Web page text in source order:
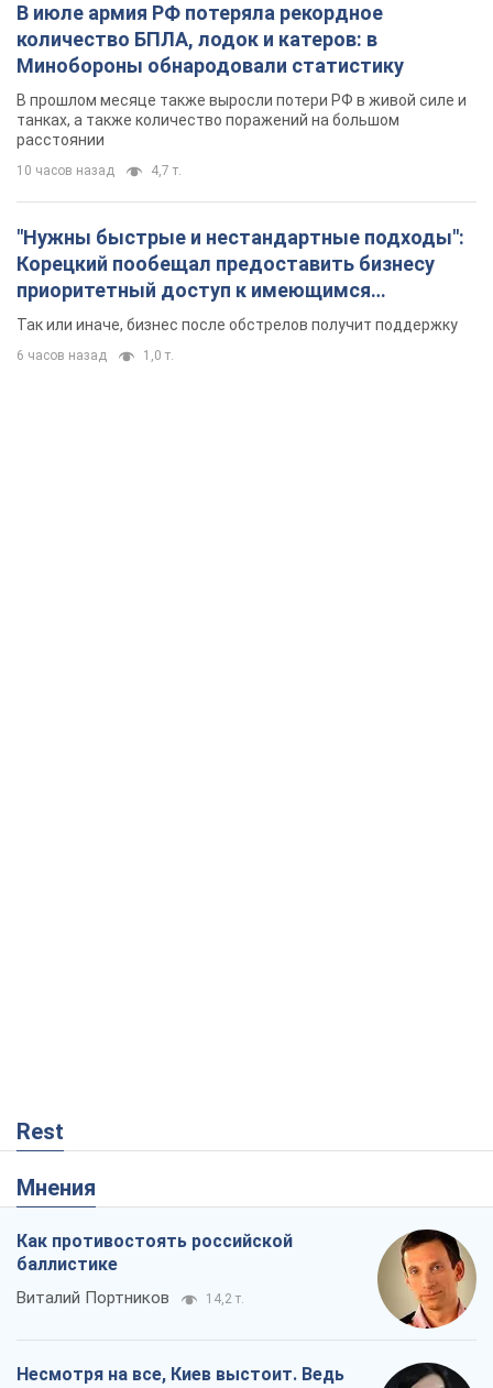
В июле армия РФ потеряла рекордное
количество БПЛА, лодок и катеров: в
Минобороны обнародовали статистику
В прошлом месяце также выросли потери РФ в живой силе и
танках, а также количество поражений на большом
расстоянии
10 часов назад 4,7 т.
"Нужны быстрые и нестандартные подходы":
Корецкий пообещал предоставить бизнесу
приоритетный доступ к имеющимся
складским помещениям
Так или иначе, бизнес после обстрелов получит поддержку
6 часов назад 1,0 т.
Rest
Мнения
Как противостоять российской
баллистике
Виталий Портников 14,2 т.
Несмотря на все, Киев выстоит. Ведь